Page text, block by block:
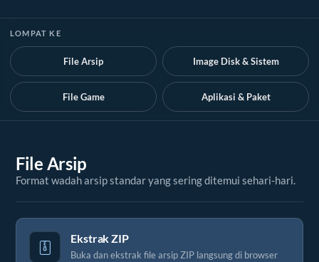
LOMPAT KE
File Arsip Image Disk & Sistem
File Game Aplikasi & Paket
File Arsip
Format wadah arsip standar yang sering ditemui sehari-hari.
Ekstrak ZIP
Buka dan ekstrak file arsip ZIP langsung di browser